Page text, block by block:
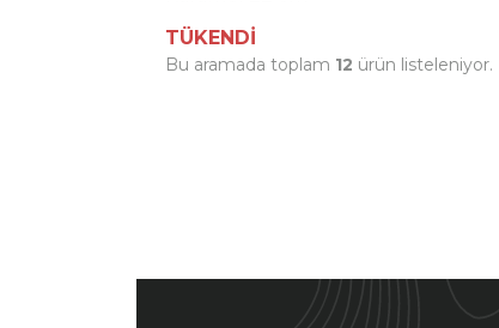
TÜKENDİ
Bu aramada toplam 12 ürün listeleniyor.